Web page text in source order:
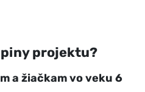
projektu?
a žiačkam vo veku 6